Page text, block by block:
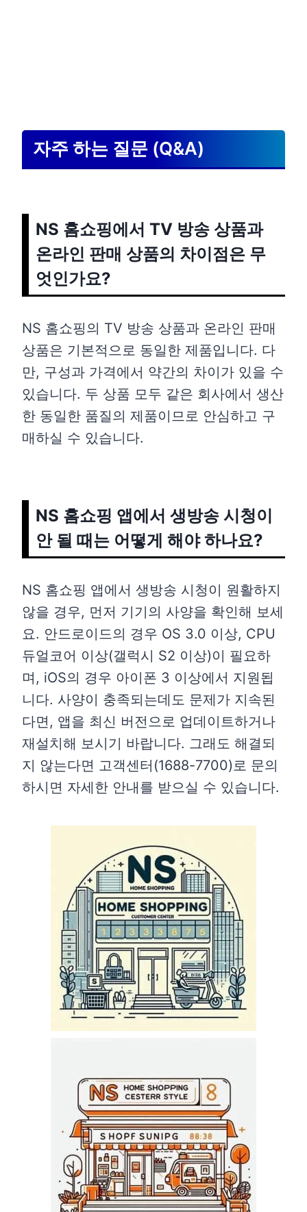
자주 하는 질문 (Q&A)
NS 홈쇼핑에서 TV 방송 상품과
온라인 판매 상품의 차이점은 무
엇인가요?
NS 홈쇼핑의 TV 방송 상품과 온라인 판매
상품은 기본적으로 동일한 제품입니다. 다
만, 구성과 가격에서 약간의 차이가 있을 수
있습니다. 두 상품 모두 같은 회사에서 생산
한 동일한 품질의 제품이므로 안심하고 구
매하실 수 있습니다.
NS 홈쇼핑 앱에서 생방송 시청이
안 될 때는 어떻게 해야 하나요?
NS 홈쇼핑 앱에서 생방송 시청이 원활하지
않을 경우, 먼저 기기의 사양을 확인해 보세
요. 안드로이드의 경우 OS 3.0 이상, CPU
듀얼코어 이상(갤럭시 S2 이상)이 필요하
며, iOS의 경우 아이폰 3 이상에서 지원됩
니다. 사양이 충족되는데도 문제가 지속된
다면, 앱을 최신 버전으로 업데이트하거나
재설치해 보시기 바랍니다. 그래도 해결되
지 않는다면 고객센터(1688-7700)로 문의
하시면 자세한 안내를 받으실 수 있습니다.